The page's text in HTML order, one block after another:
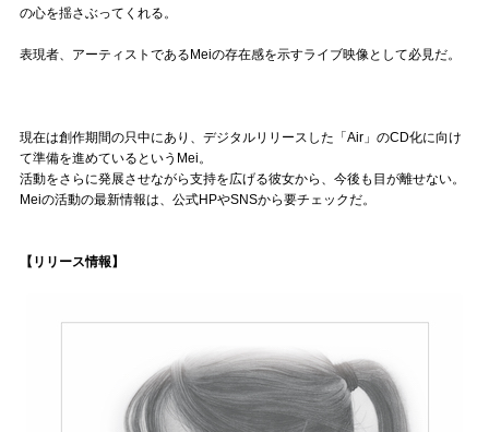
の心を揺さぶってくれる。
表現者、アーティストであるMeiの存在感を示すライブ映像として必見だ。
現在は創作期間の只中にあり、デジタルリリースした「Air」のCD化に向け
て準備を進めているというMei。
活動をさらに発展させながら支持を広げる彼女から、今後も目が離せない。
Meiの活動の最新情報は、公式HPやSNSから要チェックだ。
【リリース情報】